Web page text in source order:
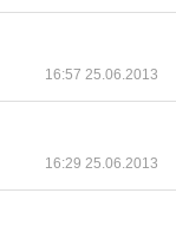
16:57 25.06.2013
16:29 25.06.2013